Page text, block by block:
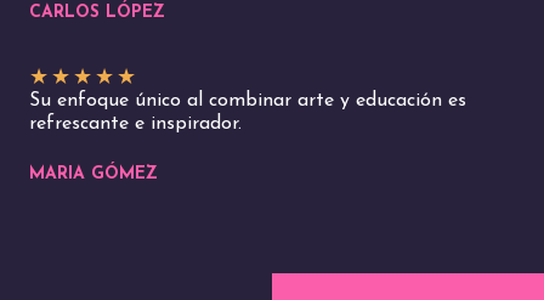
CARLOS LÓPEZ
★ ★ ★ ★ ★
Su enfoque único al combinar arte y educación es
refrescante e inspirador.
MARIA GÓMEZ